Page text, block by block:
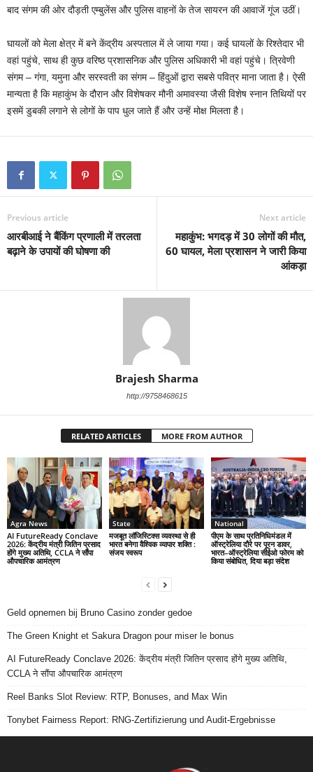
बाद संगम की ओर दौड़ती एम्बुलेंस और पुलिस वाहनों के तेज सायरन की आवाजें गूंज उठीं।
घायलों को मेला क्षेत्र में बने केंद्रीय अस्पताल में ले जाया गया। कई घायलों के रिश्तेदार भी
वहां पहुंचे, साथ ही कुछ वरिष्ठ प्रशासनिक और पुलिस अधिकारी भी वहां पहुंचे। त्रिवेणी
संगम – गंगा, यमुना और सरस्वती का संगम – हिंदुओं द्वारा सबसे पवित्र माना जाता है। ऐसी
मान्यता है कि महाकुंभ के दौरान और विशेषकर मौनी अमावस्या जैसी विशेष स्नान तिथियों पर
इसमें डुबकी लगाने से लोगों के पाप धुल जाते हैं और उन्हें मोक्ष मिलता है।
Previous article
आरबीआई ने बैंकिंग प्रणाली में तरलता
बढ़ाने के उपायों की घोषणा की
Next article
महाकुंभ: भगदड़ में 30 लोगों की मौत,
60 घायल, मेला प्रशासन ने जारी किया
आंकड़ा
Brajesh Sharma
http://9758468615
RELATED ARTICLES MORE FROM AUTHOR
Agra News
AI FutureReady Conclave
2026: केंद्रीय मंत्री जितिन प्रसाद
होंगे मुख्य अतिथि, CCLA ने सौंपा
औपचारिक आमंत्रण
State
मजबूत लॉजिस्टिक्स व्यवस्था से ही
भारत बनेगा वैश्विक व्यापार शक्ति :
संजय स्वरूप
National
पीएम के साथ प्रतिनिधिमंडल में
ऑस्ट्रेलिया दौरे पर पूरन डावर,
भारत–ऑस्ट्रेलिया सीईओ फोरम को
किया संबोधित, दिया बड़ा संदेश
Geld opnemen bij Bruno Casino zonder gedoe
The Green Knight et Sakura Dragon pour miser le bonus
AI FutureReady Conclave 2026: केंद्रीय मंत्री जितिन प्रसाद होंगे मुख्य अतिथि,
CCLA ने सौंपा औपचारिक आमंत्रण
Reel Banks Slot Review: RTP, Bonuses, and Max Win
Tonybet Fairness Report: RNG-Zertifizierung und Audit-Ergebnisse